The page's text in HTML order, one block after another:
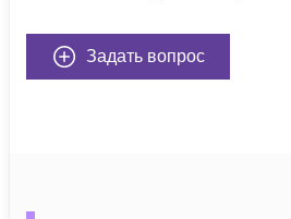
Задать вопрос